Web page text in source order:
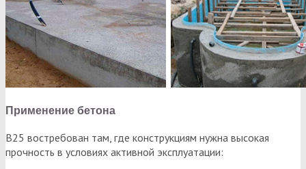
Применение бетона
В25 востребован там, где конструкциям нужна высокая
прочность в условиях активной эксплуатации: